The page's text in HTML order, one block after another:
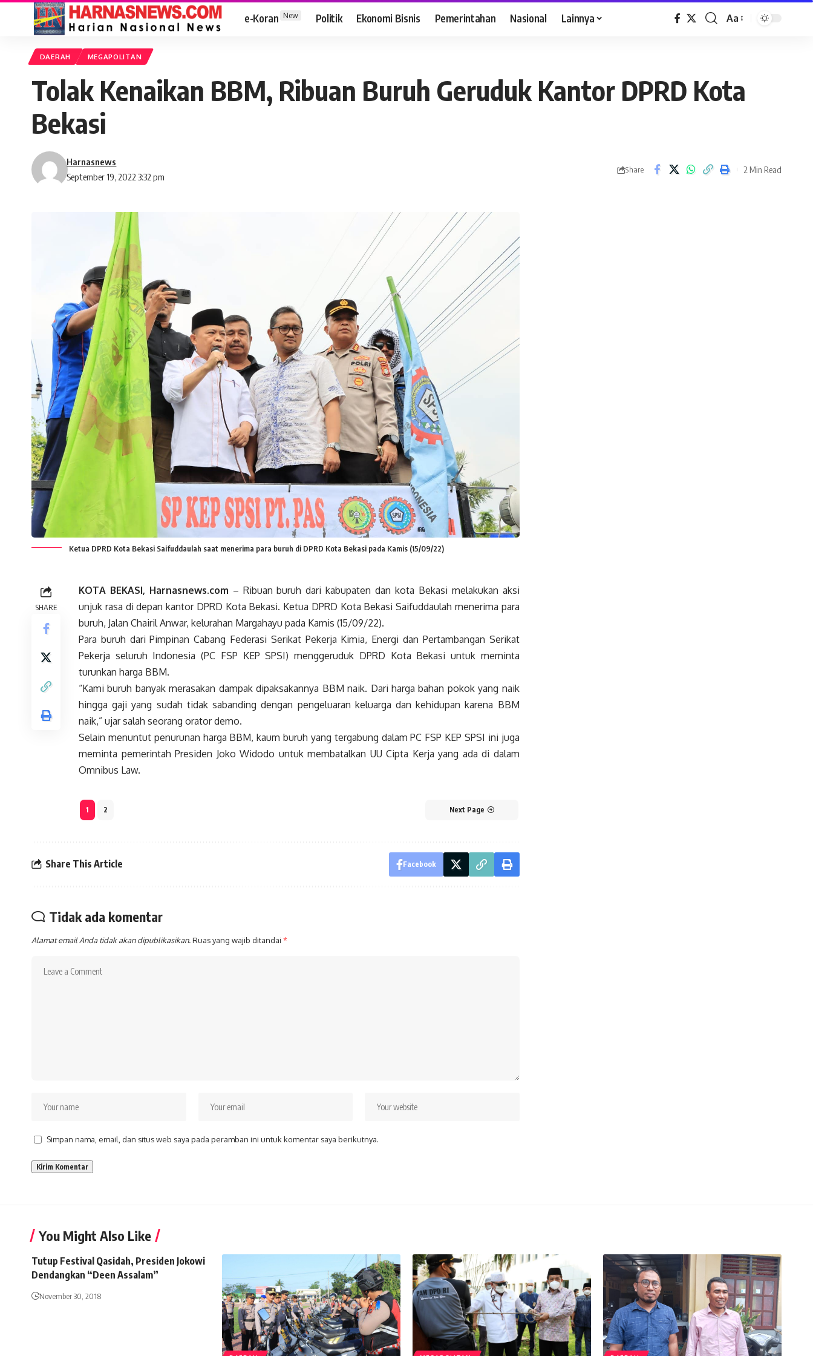
e-Koran New Politik Ekonomi Bisnis Pemerintahan Nasional Lainnya Aa
DAERAH MEGAPOLITAN
Tolak Kenaikan BBM, Ribuan Buruh Geruduk Kantor DPRD Kota
Bekasi
September 19, 2022 3:32 pm
Harnasnews
Share 2 Min Read
Ketua DPRD Kota Bekasi Saifuddaulah saat menerima para buruh di DPRD Kota Bekasi pada Kamis (15/09/22)
SHARE
KOTA BEKASI, Harnasnews.com – Ribuan buruh dari kabupaten dan kota Bekasi melakukan aksi
unjuk rasa di depan kantor DPRD Kota Bekasi. Ketua DPRD Kota Bekasi Saifuddaulah menerima para
buruh, Jalan Chairil Anwar, kelurahan Margahayu pada Kamis (15/09/22).
Para buruh dari Pimpinan Cabang Federasi Serikat Pekerja Kimia, Energi dan Pertambangan Serikat
Pekerja seluruh Indonesia (PC FSP KEP SPSI) menggeruduk DPRD Kota Bekasi untuk meminta
turunkan harga BBM.
“Kami buruh banyak merasakan dampak dipaksakannya BBM naik. Dari harga bahan pokok yang naik
hingga gaji yang sudah tidak sabanding dengan pengeluaran keluarga dan kehidupan karena BBM
naik,” ujar salah seorang orator demo.
Selain menuntut penurunan harga BBM, kaum buruh yang tergabung dalam PC FSP KEP SPSI ini juga
meminta pemerintah Presiden Joko Widodo untuk membatalkan UU Cipta Kerja yang ada di dalam
Omnibus Law.
1 2 Next Page
Share This Article Facebook
Tidak ada komentar
Alamat email Anda tidak akan dipublikasikan.Ruas yang wajib ditandai *
Simpan nama, email, dan situs web saya pada peramban ini untuk komentar saya berikutnya.
You Might Also Like
Tutup Festival Qasidah, Presiden Jokowi
Dendangkan “Deen Assalam”
November 30, 2018